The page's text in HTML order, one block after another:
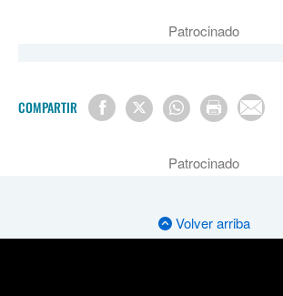
Patrocinado
COMPARTIR
Patrocinado
Volver arriba